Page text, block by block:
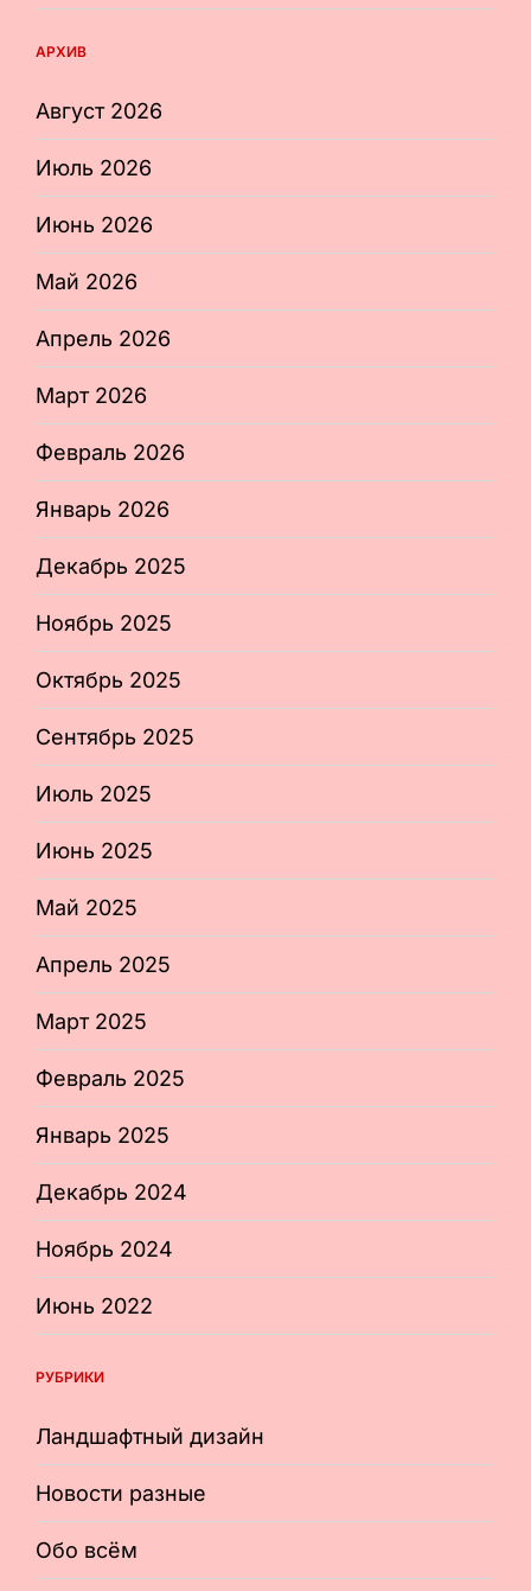
АРХИВ
Август 2026
Июль 2026
Июнь 2026
Май 2026
Апрель 2026
Март 2026
Февраль 2026
Январь 2026
Декабрь 2025
Ноябрь 2025
Октябрь 2025
Сентябрь 2025
Июль 2025
Июнь 2025
Май 2025
Апрель 2025
Март 2025
Февраль 2025
Январь 2025
Декабрь 2024
Ноябрь 2024
Июнь 2022
РУБРИКИ
Ландшафтный дизайн
Новости разные
Обо всём